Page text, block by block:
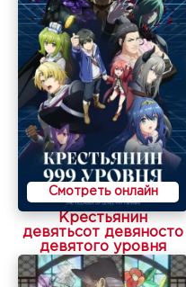
Смотреть онлайн
Крестьянин
девятьсот девяносто
девятого уровня